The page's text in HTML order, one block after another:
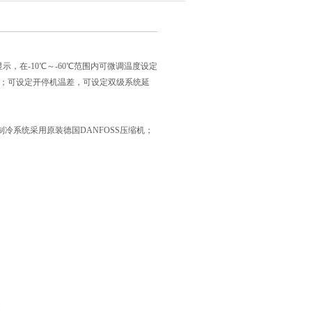
，在-10℃～-60℃范围内可微调温度设定
可设定开停机温差，可设定双级系统延
系统采用原装德国DANFOSS压缩机；